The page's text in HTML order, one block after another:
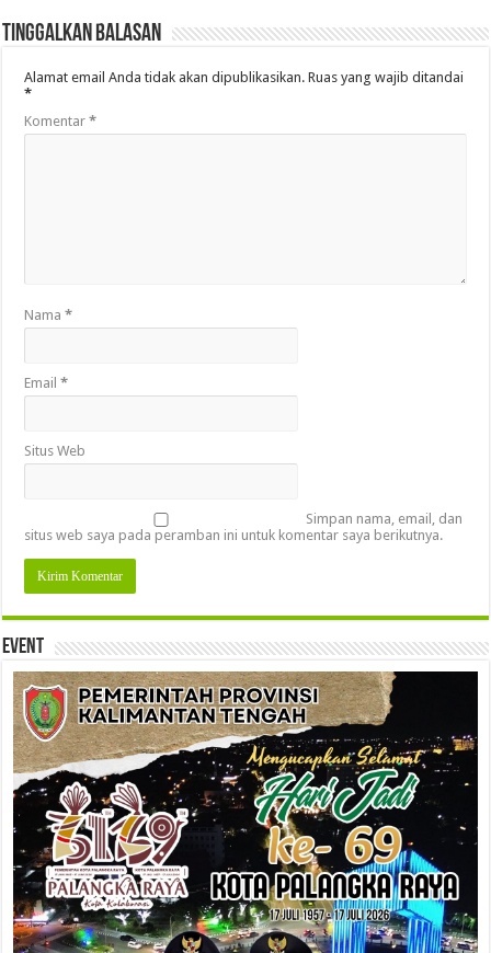
Tinggalkan Balasan
Alamat email Anda tidak akan dipublikasikan. Ruas yang wajib ditandai
*
Komentar*
Nama*
Email*
Situs Web
Simpan nama, email, dan
situs web saya pada peramban ini untuk komentar saya berikutnya.
Event